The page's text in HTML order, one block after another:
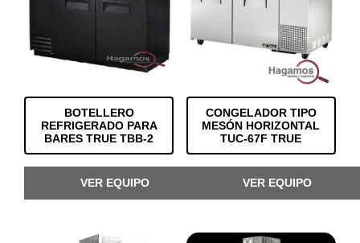
BOTELLERO
REFRIGERADO PARA
BARES TRUE TBB-2
VER EQUIPO
CONGELADOR TIPO
MESÓN HORIZONTAL
TUC-67F TRUE
VER EQUIPO